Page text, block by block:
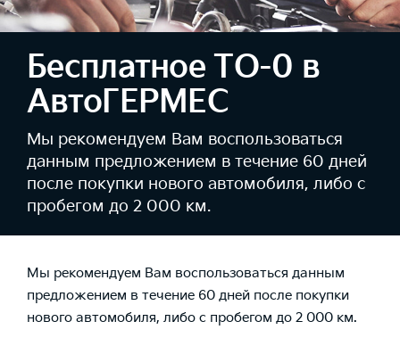
Бесплатное ТО-0 в
АвтоГЕРМЕС
Мы рекомендуем Вам воспользоваться
данным предложением в течение 60 дней
после покупки нового автомобиля, либо с
пробегом до 2 000 км.
Мы рекомендуем Вам воспользоваться данным
предложением в течение 60 дней после покупки
нового автомобиля, либо с пробегом до 2 000 км.